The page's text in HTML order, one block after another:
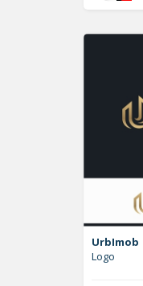
UrbImob
Logo